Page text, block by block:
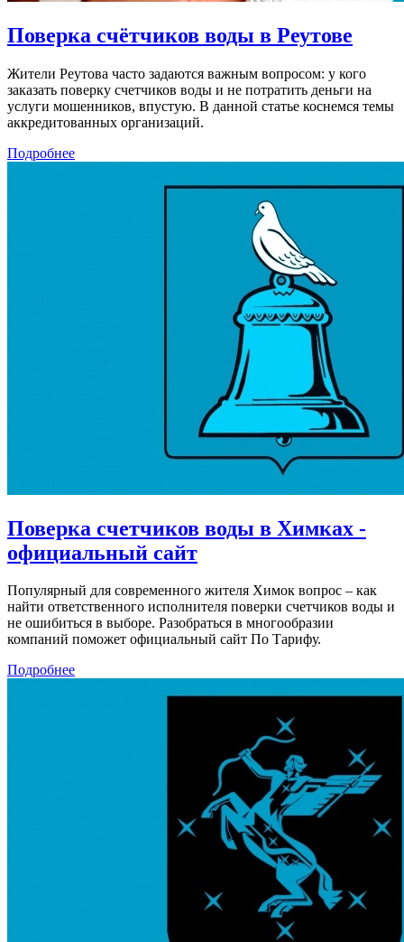
Поверка счётчиков воды в Реутове
Жители Реутова часто задаются важным вопросом: у кого
заказать поверку счетчиков воды и не потратить деньги на
услуги мошенников, впустую. В данной статье коснемся темы
аккредитованных организаций.
Подробнее
Поверка счетчиков воды в Химках -
официальный сайт
Популярный для современного жителя Химок вопрос – как
найти ответственного исполнителя поверки счетчиков воды и
не ошибиться в выборе. Разобраться в многообразии
компаний поможет официальный сайт По Тарифу.
Подробнее